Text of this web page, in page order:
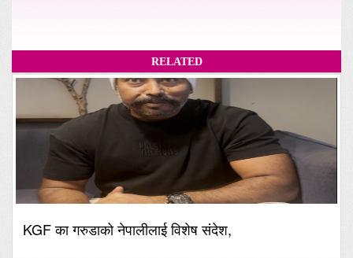
RELATED
KGF का गरुडाको नेपालीलाई विशेष संदेश,